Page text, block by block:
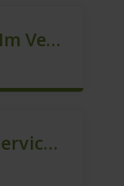
Quereinsteiger / Berater Im Vertrieb (m/w/d)
Berater Für Den Kundenservice In VZ/TZ (m/w/d)